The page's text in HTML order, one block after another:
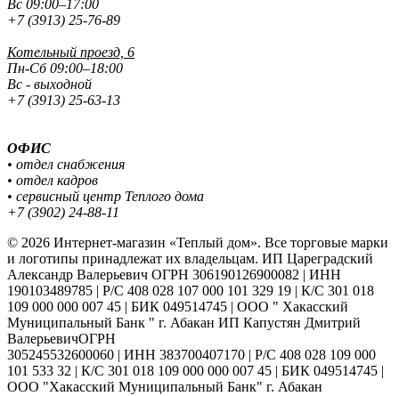
Вс 09:00–17:00
+7 (3913) 25-76-89
Котельный проезд, 6
Пн-Сб 09:00–18:00
Вс - выходной
+7 (3913) 25-63-13
ОФИС
• отдел снабжения
• отдел кадров
• сервисный центр Теплого дома
+7 (3902) 24-88-11
© 2026 Интернет-магазин «Теплый дом». Все торговые марки
и логотипы принадлежат их владельцам. ИП Цареградский
Александр Валерьевич ОГРН 306190126900082 | ИНН
190103489785 | Р/С 408 028 107 000 101 329 19 | К/С 301 018
109 000 000 007 45 | БИК 049514745 | ООО " Хакасский
Муниципальный Банк " г. Абакан ИП Капустян Дмитрий
ВалерьевичОГРН
305245532600060 | ИНН 383700407170 | Р/С 408 028 109 000
101 533 32 | К/С 301 018 109 000 000 007 45 | БИК 049514745 |
ООО "Хакасский Муниципальный Банк" г. Абакан